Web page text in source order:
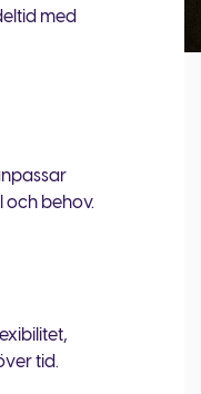
med
och behov.
tid.